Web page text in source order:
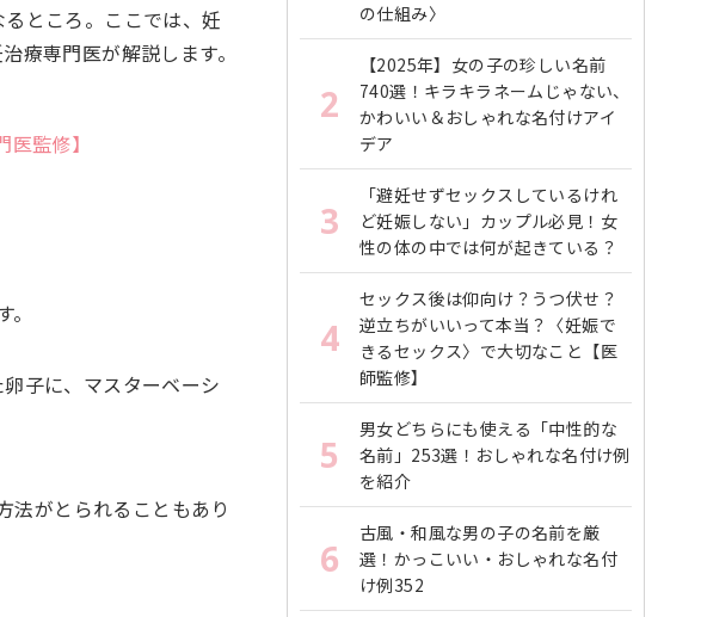
ところ。ここでは、妊
療専門医が解説します。
監修】
子に、マスターベーシ
法がとられることもあり
の仕組み〉
2
【2025年】女の子の珍しい名前
740選！キラキラネームじゃない、
かわいい＆おしゃれな名付けアイ
デア
3
「避妊せずセックスしているけれ
ど妊娠しない」カップル必見！女
性の体の中では何が起きている？
4
セックス後は仰向け？うつ伏せ？
逆立ちがいいって本当？〈妊娠で
きるセックス〉で大切なこと【医
師監修】
5
男女どちらにも使える「中性的な
名前」253選！おしゃれな名付け例
を紹介
6
古風・和風な男の子の名前を厳
選！かっこいい・おしゃれな名付
け例352